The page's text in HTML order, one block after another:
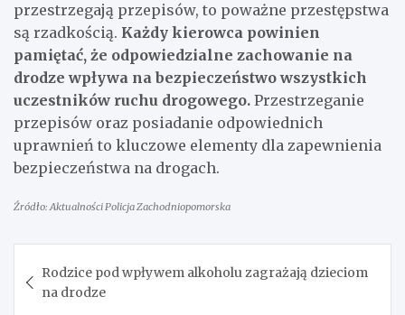
przestrzegają przepisów, to poważne przestępstwa
są rzadkością. Każdy kierowca powinien
pamiętać, że odpowiedzialne zachowanie na
drodze wpływa na bezpieczeństwo wszystkich
uczestników ruchu drogowego. Przestrzeganie
przepisów oraz posiadanie odpowiednich
uprawnień to kluczowe elementy dla zapewnienia
bezpieczeństwa na drogach.
Źródło: Aktualności Policja Zachodniopomorska
wpisu
Rodzice pod wpływem alkoholu zagrażają dzieciom
na drodze